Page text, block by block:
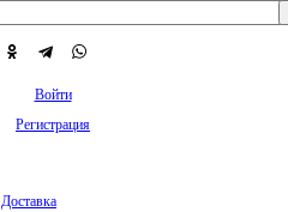
Войти
Регистрация
Доставка